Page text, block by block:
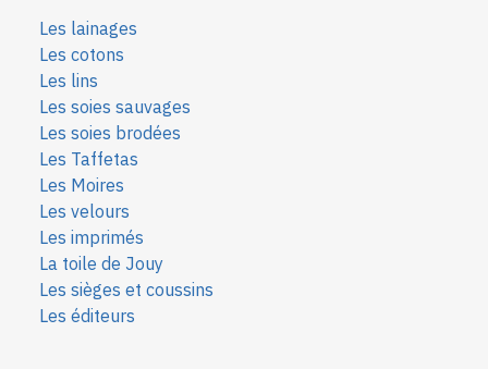
Les lainages
Les cotons
Les lins
Les soies sauvages
Les soies brodées
Les Taffetas
Les Moires
Les velours
Les imprimés
La toile de Jouy
Les sièges et coussins
Les éditeurs